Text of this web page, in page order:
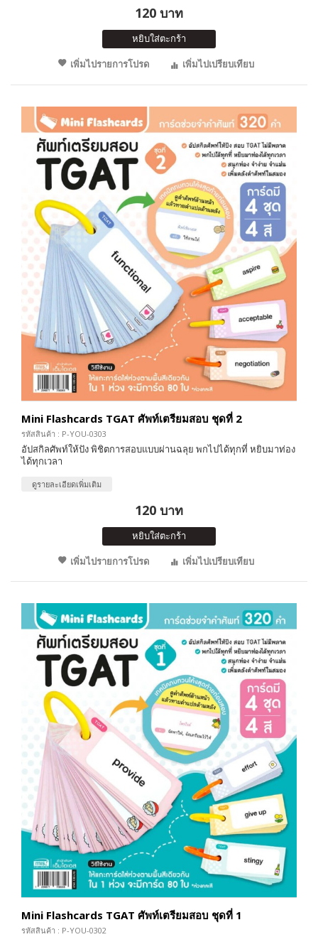
120 บาท
หยิบใส่ตะกร้า
เพิ่มไปรายการโปรด
เพิ่มไปเปรียบเทียบ
Mini Flashcards TGAT ศัพท์เตรียมสอบ ชุดที่ 2
รหัสสินค้า : P-YOU-0303
อัปสกิลศัพท์ให้ปัง พิชิตการสอบแบบผ่านฉลุย พกไปได้ทุกที่ หยิบมาท่อง
ได้ทุกเวลา
ดูรายละเอียดเพิ่มเติม
120 บาท
หยิบใส่ตะกร้า
เพิ่มไปรายการโปรด
เพิ่มไปเปรียบเทียบ
Mini Flashcards TGAT ศัพท์เตรียมสอบ ชุดที่ 1
รหัสสินค้า : P-YOU-0302